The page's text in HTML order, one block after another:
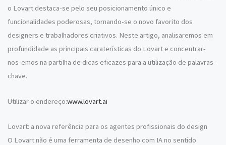
o Lovart destaca-se pelo seu posicionamento único e
funcionalidades poderosas, tornando-se o novo favorito dos
designers e trabalhadores criativos. Neste artigo, analisaremos em
profundidade as principais caraterísticas do Lovart e concentrar-
nos-emos na partilha de dicas eficazes para a utilização de palavras-
chave.
Utilizar o endereço:www.lovart.ai
Lovart: a nova referência para os agentes profissionais do design
O Lovart não é uma ferramenta de desenho com IA no sentido